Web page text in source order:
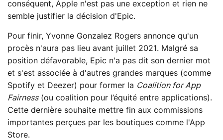
conséquent, Apple n'est pas une exception et rien ne
semble justifier la décision d'Epic.
Pour finir, Yvonne Gonzalez Rogers annonce qu'un
procès n'aura pas lieu avant juillet 2021. Malgré sa
position défavorable, Epic n'a pas dit son dernier mot
et s'est associée à d'autres grandes marques (comme
Spotify et Deezer) pour former la Coalition for App
Fairness(ou coalition pour l’équité entre applications).
Cette dernière souhaite mettre fin aux commissions
importantes perçues par les boutiques comme l'App
Store.